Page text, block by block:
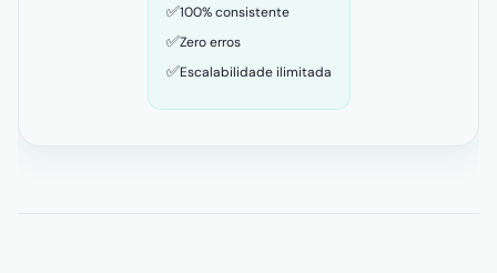
✅100% consistente
✅Zero erros
✅Escalabilidade ilimitada